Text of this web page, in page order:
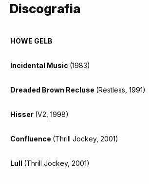
Discografia
HOWE GELB
Incidental Music (1983)
Dreaded Brown Recluse (Restless, 1991)
Hisser (V2, 1998)
Confluence (Thrill Jockey, 2001)
Lull (Thrill Jockey, 2001)